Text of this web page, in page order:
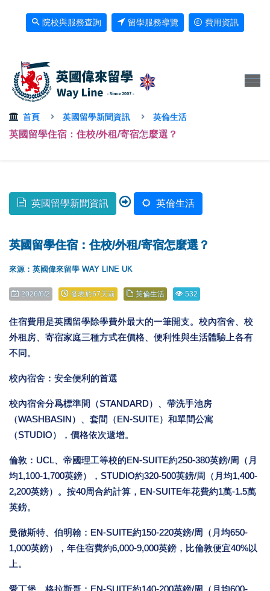
院校與服務查詢 留學服務導覽 費用資訊
首頁 英國留學新聞資訊 英倫生活
英國留學住宿：住校/外租/寄宿怎麼選？
英國留學新聞資訊 英倫生活
英國留學住宿：住校/外租/寄宿怎麼選？
來源：英國偉來留學 WAY LINE UK
2026/6/2 發表於67天前 英倫生活 532
住宿費用是英國留學除學費外最大的一筆開支。校內宿舍、校
外租房、寄宿家庭三種方式在價格、便利性與生活體驗上各有
不同。
校內宿舍：安全便利的首選
校內宿舍分爲標準間（STANDARD）、帶洗手池房
（WASHBASIN）、套間（EN-SUITE）和單間公寓
（STUDIO），價格依次遞增。
倫敦：UCL、帝國理工等校的EN-SUITE約250-380英鎊/周（月
均1,100-1,700英鎊），STUDIO約320-500英鎊/周（月均1,400-
2,200英鎊）。按40周合約計算，EN-SUITE年花費約1萬-1.5萬
英鎊。
曼徹斯特、伯明翰：EN-SUITE約150-220英鎊/周（月均650-
1,000英鎊），年住宿費約6,000-9,000英鎊，比倫敦便宜40%以
上。